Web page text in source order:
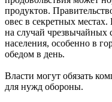
продуктов.
овес в секретных
на случай чрезвычайных
населения, особенно в
обедом в день.
Власти могут обязать
для нужд обороны.